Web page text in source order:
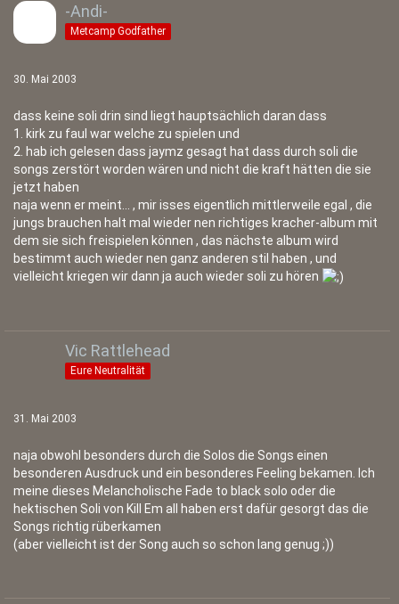
-Andi-
Metcamp Godfather
30. Mai 2003
dass keine soli drin sind liegt hauptsächlich daran dass
1. kirk zu faul war welche zu spielen und
2. hab ich gelesen dass jaymz gesagt hat dass durch soli die
songs zerstört worden wären und nicht die kraft hätten die sie
jetzt haben
naja wenn er meint... , mir isses eigentlich mittlerweile egal , die
jungs brauchen halt mal wieder nen richtiges kracher-album mit
dem sie sich freispielen können , das nächste album wird
bestimmt auch wieder nen ganz anderen stil haben , und
vielleicht kriegen wir dann ja auch wieder soli zu hören
Vic Rattlehead
Eure Neutralität
31. Mai 2003
naja obwohl besonders durch die Solos die Songs einen
besonderen Ausdruck und ein besonderes Feeling bekamen. Ich
meine dieses Melancholische Fade to black solo oder die
hektischen Soli von Kill Em all haben erst dafür gesorgt das die
Songs richtig rüberkamen
(aber vielleicht ist der Song auch so schon lang genug ;))